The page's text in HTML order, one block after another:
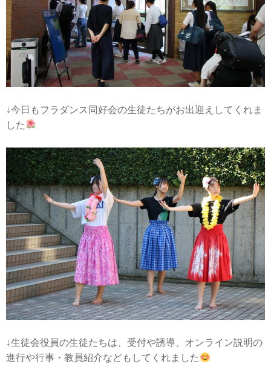
↓今日もフラダンス同好会の生徒たちがお出迎えしてくれま
した
↓生徒会役員の生徒たちは、受付や誘導、オンライン説明の
進行や行事・教員紹介などもしてくれました